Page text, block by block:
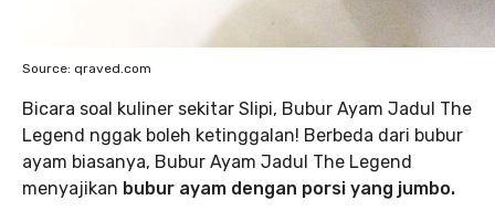
Source: qraved.com
Bicara soal kuliner sekitar Slipi, Bubur Ayam Jadul The
Legend nggak boleh ketinggalan! Berbeda dari bubur
ayam biasanya, Bubur Ayam Jadul The Legend
menyajikan bubur ayam dengan porsi yang jumbo.